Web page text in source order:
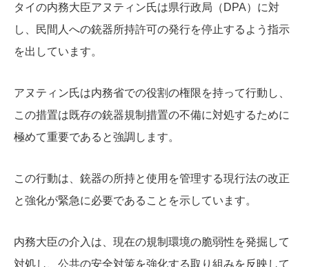
タイの内務大臣アヌティン氏は県行政局（DPA）に対
し、民間人への銃器所持許可の発行を停止するよう指示
を出しています。
アヌティン氏は内務省での役割の権限を持って行動し、
この措置は既存の銃器規制措置の不備に対処するために
極めて重要であると強調します。
この行動は、銃器の所持と使用を管理する現行法の改正
と強化が緊急に必要であることを示しています。
内務大臣の介入は、現在の規制環境の脆弱性を発掘して
対処し、公共の安全対策を強化する取り組みを反映して